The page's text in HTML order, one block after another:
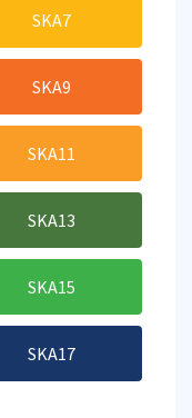
SKA7
SKA9
SKA11
SKA13
SKA15
SKA17